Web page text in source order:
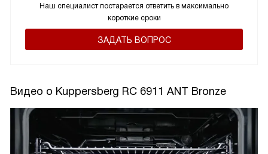
Наш специалист постарается ответить в максимально
короткие сроки
ЗАДАТЬ ВОПРОС
Видео о Kuppersberg RC 6911 ANT Bronze